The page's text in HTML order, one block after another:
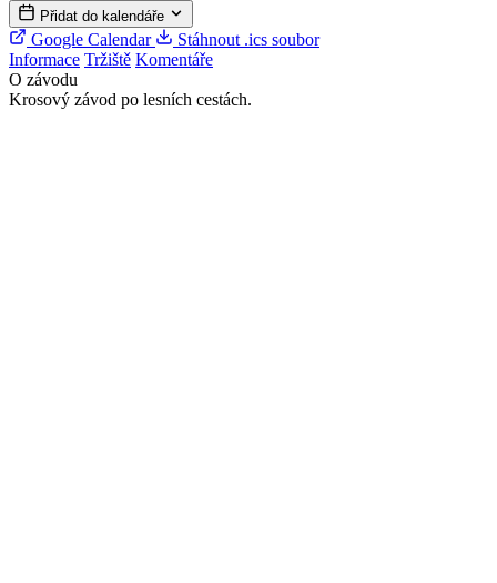
Přidat do kalendáře
Google Calendar
Stáhnout .ics soubor
Informace Tržiště Komentáře
O závodu
Krosový závod po lesních cestách.